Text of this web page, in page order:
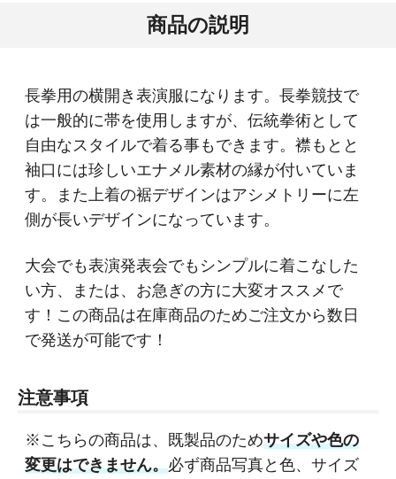
商品の説明
長拳用の横開き表演服になります。長拳競技で
は一般的に帯を使用しますが、伝統拳術として
自由なスタイルで着る事もできます。襟もとと
袖口には珍しいエナメル素材の縁が付いていま
す。また上着の裾デザインはアシメトリーに左
側が長いデザインになっています。
大会でも表演発表会でもシンプルに着こなした
い方、または、お急ぎの方に大変オススメで
す！この商品は在庫商品のためご注文から数日
で発送が可能です！
注意事項
※こちらの商品は、既製品のためサイズや色の
変更はできません。必ず商品写真と色、サイズ